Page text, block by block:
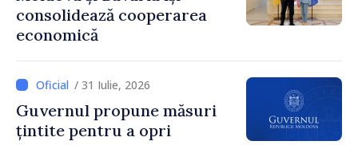
mulțumim aleșilor locali
pentru că au pus pe primul
dezvoltar
consolidează cooperarea
economică
/ 31 Iulie, 2026
Guvernul propune măsuri
țintite pentru a opri